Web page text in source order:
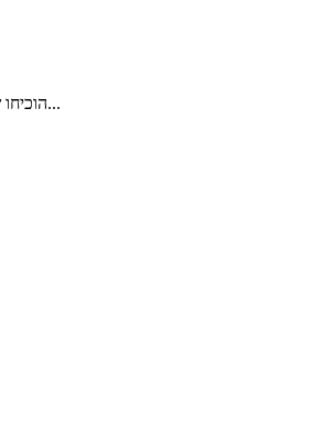
הוכיחו שאתם מלך הפיצה ונהלו פיצרייה לתפארת! עליכם לעמוד...